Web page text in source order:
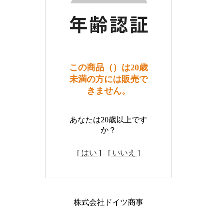
この商品（）は20歳
未満の方には販売で
きません。
あなたは20歳以上です
か？
[ はい ] [ いいえ ]
株式会社ドイツ商事